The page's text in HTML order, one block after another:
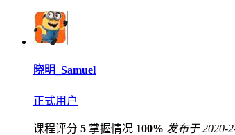
晓明_Samuel
正式用户
课程评分 5 掌握情况 100% 发布于 2020-